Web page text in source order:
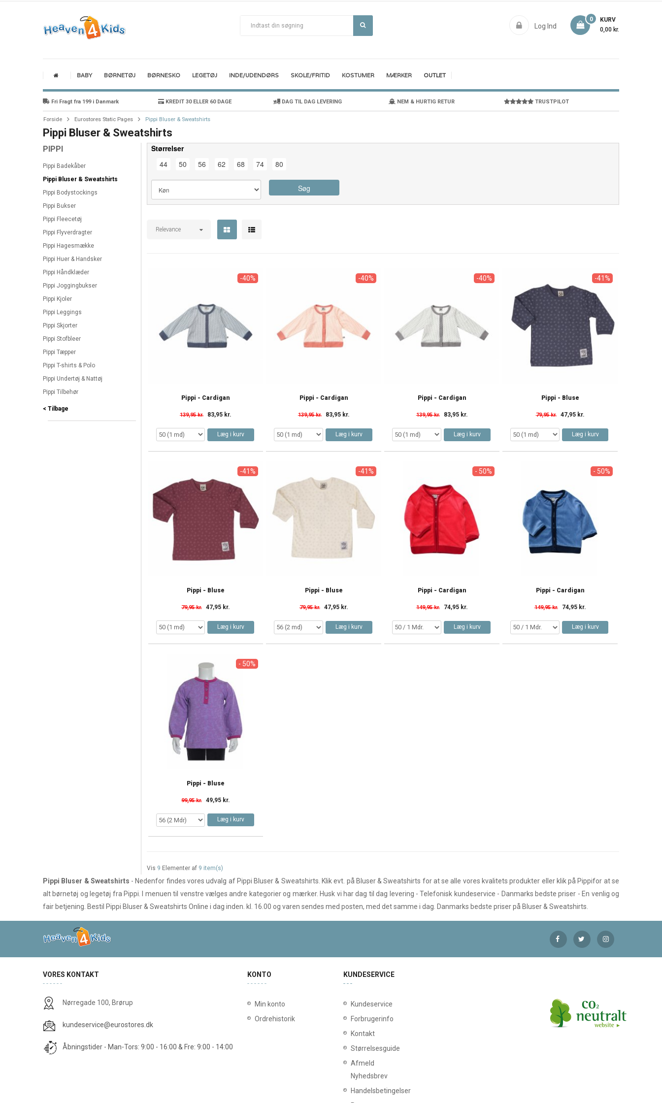
Log Ind
KURV
0
0,00 kr.
BABY BØRNETØJ BØRNESKO LEGETØJ INDE/UDENDØRS SKOLE/FRITID KOSTUMER MÆRKER OUTLET
Fri Fragt fra 199 i Danmark KREDIT 30 ELLER 60 DAGE DAG TIL DAG LEVERING NEM & HURTIG RETUR TRUSTPILOT
Forside Eurostores Static Pages Pippi Bluser & Sweatshirts
Pippi Bluser & Sweatshirts
PIPPI
Pippi Badekåber
Pippi Bluser & Sweatshirts
Pippi Bodystockings
Pippi Bukser
Pippi Fleecetøj
Pippi Flyverdragter
Pippi Hagesmække
Pippi Huer & Handsker
Pippi Håndklæder
Pippi Joggingbukser
Pippi Kjoler
Pippi Leggings
Pippi Skjorter
Pippi Stofbleer
Pippi Tæpper
Pippi T-shirts & Polo
Pippi Undertøj & Nattøj
Pippi Tilbehør
< Tilbage
Størrelser
44
50 56 62 68 74 80
Søg
Relevance
-40%
Pippi - Cardigan
139,95 kr. 83,95 kr.
Læg i kurv
-40%
Pippi - Cardigan
139,95 kr. 83,95 kr.
Læg i kurv
-40%
Pippi - Cardigan
139,95 kr. 83,95 kr.
Læg i kurv
-41%
Pippi - Bluse
79,95 kr. 47,95 kr.
Læg i kurv
-41%
Pippi - Bluse
79,95 kr. 47,95 kr.
Læg i kurv
-41%
Pippi - Bluse
79,95 kr. 47,95 kr.
Læg i kurv
- 50%
Pippi - Cardigan
149,95 kr. 74,95 kr.
Læg i kurv
- 50%
Pippi - Cardigan
149,95 kr. 74,95 kr.
Læg i kurv
- 50%
Pippi - Bluse
99,95 kr. 49,95 kr.
Læg i kurv
Vis 9 Elementer af 9 item(s)
Pippi Bluser & Sweatshirts - Nedenfor findes vores udvalg af Pippi Bluser & Sweatshirts. Klik evt. på Bluser & Sweatshirts for at se alle vores kvalitets produkter eller klik på Pippifor at se
alt børnetøj og legetøj fra Pippi. I menuen til venstre vælges andre kategorier og mærker. Husk vi har dag til dag levering - Telefonisk kundeservice - Danmarks bedste priser - En venlig og
fair betjening. Bestil Pippi Bluser & Sweatshirts Online i dag inden. kl. 16.00 og varen sendes med posten, med det samme i dag. Danmarks bedste priser på Bluser & Sweatshirts.
VORES KONTAKT
Nørregade 100, Brørup
kundeservice@eurostores.dk
Åbningstider - Man-Tors: 9:00 - 16:00 & Fre: 9:00 - 14:00
KONTO
Min konto
Ordrehistorik
KUNDESERVICE
Kundeservice
Forbrugerinfo
Kontakt
Størrelsesguide
Afmeld
Nyhedsbrev
Handelsbetingelser